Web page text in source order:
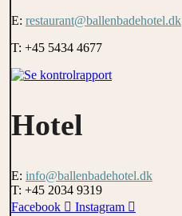
E: restaurant@ballenbadehotel.dk
T: +45 5434 4677
Hotel
E: info@ballenbadehotel.dk
T: +45 2034 9319
Facebook
Instagram